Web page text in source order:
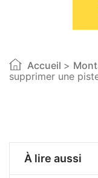
À lire aussi
Accueil >
supprimer une